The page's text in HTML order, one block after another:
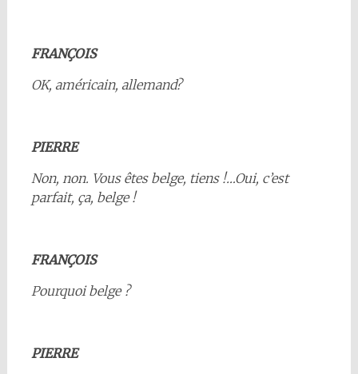
FRANÇOIS
OK, américain, allemand?
PIERRE
Non, non. Vous êtes belge, tiens !…Oui, c’est
parfait, ça, belge !
FRANÇOIS
Pourquoi belge ?
PIERRE